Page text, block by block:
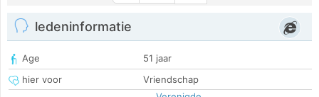
ledeninformatie
Age
51 jaar
hier voor
Vriendschap